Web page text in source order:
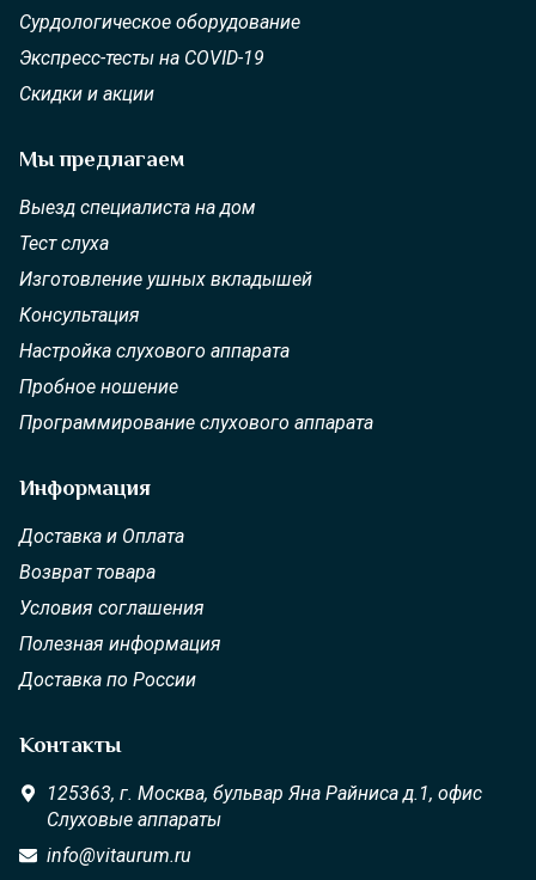
Сурдологическое оборудование
Экспресс-тесты на COVID-19
Скидки и акции
Мы предлагаем
Выезд специалиста на дом
Тест слуха
Изготовление ушных вкладышей
Консультация
Настройка слухового аппарата
Пробное ношение
Программирование слухового аппарата
Информация
Доставка и Оплата
Возврат товара
Условия соглашения
Полезная информация
Доставка по России
Контакты
125363, г. Москва, бульвар Яна Райниса д.1, офис
Слуховые аппараты
info@vitaurum.ru